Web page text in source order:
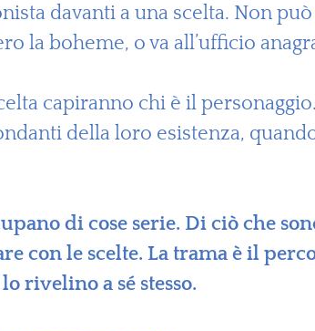
davanti a una scelta. Non
la boheme, o va all’ufficio
capiranno chi è il
della loro esistenza,
di cose serie. Di ciò che
con le scelte. La trama è il
rivelino a sé stesso.